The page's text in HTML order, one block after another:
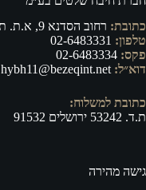
כתובת: רחוב הסדנא 9, א.ת. תלפיות ירושלים, מיקוד 91532
טלפון: 02-6483331
פקס:
דוא״ל: hybh11@bezeqint.net
כתובת למשלוח:
ת.ד. 53242 ירושלים 91532
גישה מהירה